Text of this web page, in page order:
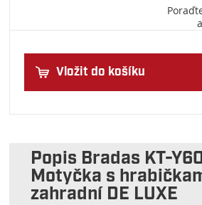
Vložit do košíku
Popis Bradas KT-
Motyčka s
zahradní DE LUXE